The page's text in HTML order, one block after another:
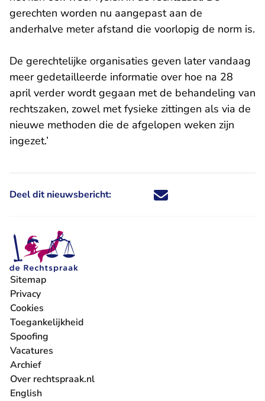
gerechten worden nu aangepast aan de
anderhalve meter afstand die voorlopig de norm is.
De gerechtelijke organisaties geven later vandaag
meer gedetailleerde informatie over hoe na 28
april verder wordt gegaan met de behandeling van
rechtszaken, zowel met fysieke zittingen als via de
nieuwe methoden die de afgelopen weken zijn
ingezet.’
Deel dit nieuwsbericht: Deel dit nieuwsbericht via X -
Deel dit nieuwsbericht via
Deel dit nieuwsbericht
Deel dit
Sitemap
Privacy
Cookies
Toegankelijkheid
Spoofing
Vacatures
- U verlaat Rechtspraak.nl
Archief
Over rechtspraak.nl
English